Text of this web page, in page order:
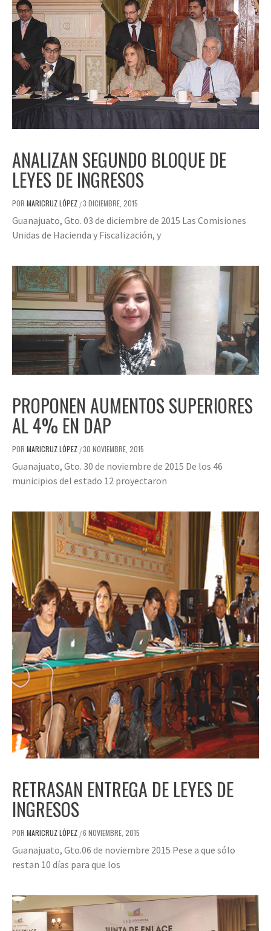
ANALIZAN SEGUNDO BLOQUE DE
LEYES DE INGRESOS
POR MARICRUZ LÓPEZ /3 DICIEMBRE, 2015
Guanajuato, Gto. 03 de diciembre de 2015 Las Comisiones
Unidas de Hacienda y Fiscalización, y
PROPONEN AUMENTOS SUPERIORES
AL 4% EN DAP
POR MARICRUZ LÓPEZ /30 NOVIEMBRE, 2015
Guanajuato, Gto. 30 de noviembre de 2015 De los 46
municipios del estado 12 proyectaron
RETRASAN ENTREGA DE LEYES DE
INGRESOS
POR MARICRUZ LÓPEZ /6 NOVIEMBRE, 2015
Guanajuato, Gto.06 de noviembre 2015 Pese a que sólo
restan 10 días para que los